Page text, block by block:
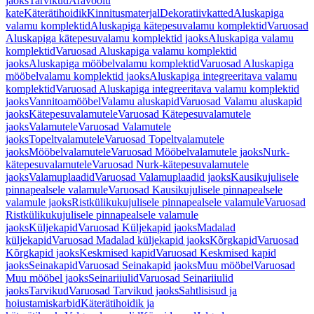
kateKäterätihoidikKinnitusmaterjalDekoratiivkattedAluskapiga
valamu komplektidAluskapiga kätepesuvalamu komplektidVaruosad
Aluskapiga kätepesuvalamu komplektid jaoksAluskapiga valamu
komplektidVaruosad Aluskapiga valamu komplektid
jaoksAluskapiga mööbelvalamu komplektidVaruosad Aluskapiga
mööbelvalamu komplektid jaoksAluskapiga integreeritava valamu
komplektidVaruosad Aluskapiga integreeritava valamu komplektid
jaoksVannitoamööbelValamu aluskapidVaruosad Valamu aluskapid
jaoksKätepesuvalamuteleVaruosad Kätepesuvalamutele
jaoksValamuteleVaruosad Valamutele
jaoksTopeltvalamuteleVaruosad Topeltvalamutele
jaoksMööbelvalamuteleVaruosad Mööbelvalamutele jaoksNurk-
kätepesuvalamuteleVaruosad Nurk-kätepesuvalamutele
jaoksValamuplaadidVaruosad Valamuplaadid jaoksKausikujulisele
pinnapealsele valamuleVaruosad Kausikujulisele pinnapealsele
valamule jaoksRistkülikukujulisele pinnapealsele valamuleVaruosad
Ristkülikukujulisele pinnapealsele valamule
jaoksKüljekapidVaruosad Küljekapid jaoksMadalad
küljekapidVaruosad Madalad küljekapid jaoksKõrgkapidVaruosad
Kõrgkapid jaoksKeskmised kapidVaruosad Keskmised kapid
jaoksSeinakapidVaruosad Seinakapid jaoksMuu mööbelVaruosad
Muu mööbel jaoksSeinariiulidVaruosad Seinariiulid
jaoksTarvikudVaruosad Tarvikud jaoksSahtlisisud ja
hoiustamiskarbidKäterätihoidik ja